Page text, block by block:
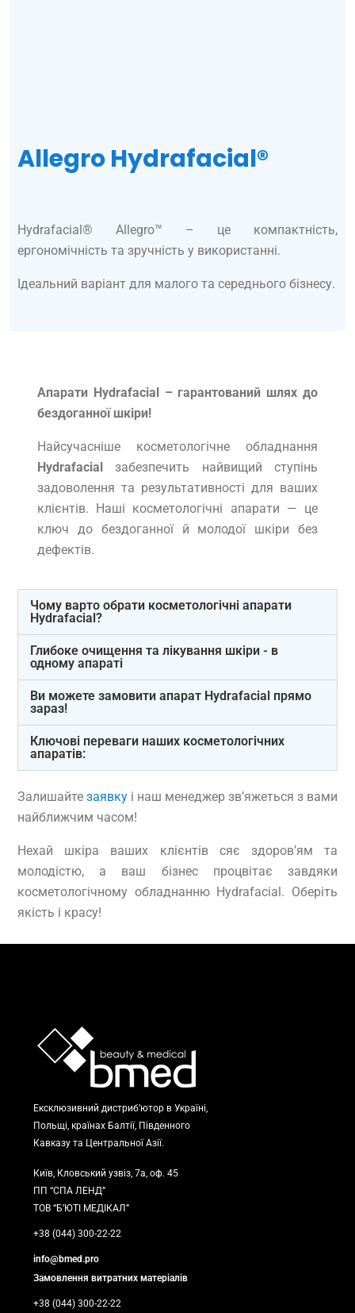
Allegro Hydrafacial®
Hydrafacial® Allegro™ – це компактність,
ергономічність та зручність у використанні.
Ідеальний варіант для малого та середнього бізнесу.
Апарати Hydrafacial – гарантований шлях до
бездоганної шкіри!
Найсучасніше косметологічне обладнання
Hydrafacial забезпечить найвищий ступінь
задоволення та результативності для ваших
клієнтів. Наші косметологічні апарати — це
ключ до бездоганної й молодої шкіри без
дефектів.
Чому варто обрати косметологічні апарати
Hydrafacial?
Глибоке очищення та лікування шкіри - в
одному апараті
Ви можете замовити апарат Hydrafacial прямо
зараз!
Ключові переваги наших косметологічних
апаратів:
Залишайте заявку і наш менеджер зв’яжеться з вами
найближчим часом!
Нехай шкіра ваших клієнтів сяє здоров’ям та
молодістю, а ваш бізнес процвітає завдяки
косметологічному обладнанню Hydrafacial. Оберіть
якість і красу!
Ексклюзивний дистриб’ютор в Україні,
Польщі, країнах Балтії, Південного
Кавказу та Центральної Азії.
Київ, Кловський узвіз, 7а, оф. 45
ПП “СПА ЛЕНД”
ТОВ “Б’ЮТІ МЕДІКАЛ”
+38 (044) 300-22-22
info@bmed.pro
Замовлення витратних матеріалів
+38 (044) 300-22-22